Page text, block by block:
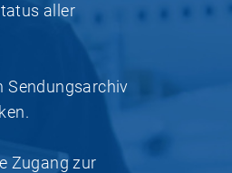
aller
Sendungsarchiv
Zugang zur